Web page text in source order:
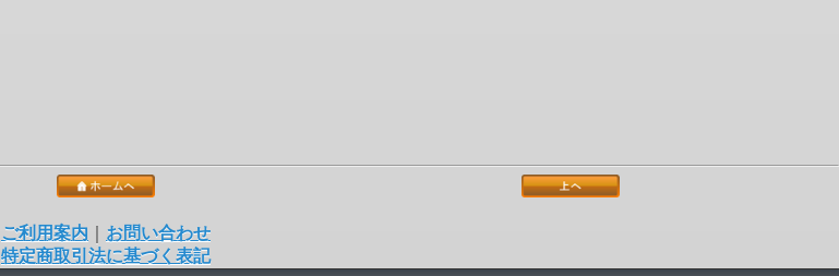
ご利用案内
お問い合わせ
特定商取引法に基づく表記